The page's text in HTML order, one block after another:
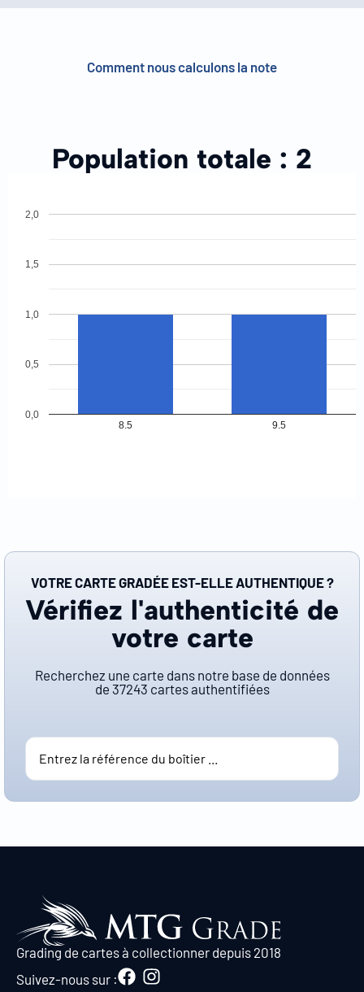
Comment nous calculons la note
Population totale : 2
8.5 9.5
0,0
0,5
1,0
1,5
2,0
VOTRE CARTE GRADÉE EST-ELLE AUTHENTIQUE ?
Vérifiez l'authenticité de
votre carte
Recherchez une carte dans notre base de données
de 37243 cartes authentifiées
Grading de cartes à collectionner depuis 2018
Suivez-nous sur :